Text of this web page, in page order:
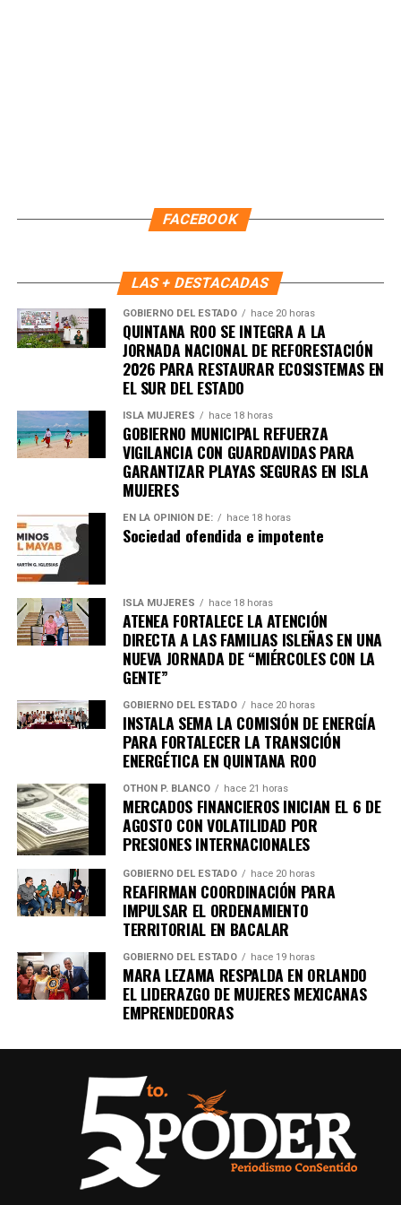
en tu teléfono.FACEBOOK
LAS + DESTACADAS
GOBIERNO DEL ESTADO hace 20 horas
QUINTANA ROO SE INTEGRA A LA
JORNADA NACIONAL DE REFORESTACIÓN
2026 PARA RESTAURAR ECOSISTEMAS EN
EL SUR DEL ESTADO
ISLA MUJERES hace 18 horas
GOBIERNO MUNICIPAL REFUERZA
VIGILANCIA CON GUARDAVIDAS PARA
GARANTIZAR PLAYAS SEGURAS EN ISLA
MUJERES
EN LA OPINIÓN DE: hace 18 horas
Sociedad ofendida e impotente
ISLA MUJERES hace 18 horas
ATENEA FORTALECE LA ATENCIÓN
DIRECTA A LAS FAMILIAS ISLEÑAS EN UNA
NUEVA JORNADA DE “MIÉRCOLES CON LA
GENTE”
GOBIERNO DEL ESTADO hace 20 horas
INSTALA SEMA LA COMISIÓN DE ENERGÍA
PARA FORTALECER LA TRANSICIÓN
ENERGÉTICA EN QUINTANA ROO
OTHON P. BLANCO hace 21 horas
MERCADOS FINANCIEROS INICIAN EL 6 DE
AGOSTO CON VOLATILIDAD POR
PRESIONES INTERNACIONALES
GOBIERNO DEL ESTADO hace 20 horas
REAFIRMAN COORDINACIÓN PARA
IMPULSAR EL ORDENAMIENTO
TERRITORIAL EN BACALAR
GOBIERNO DEL ESTADO hace 19 horas
MARA LEZAMA RESPALDA EN ORLANDO
EL LIDERAZGO DE MUJERES MEXICANAS
EMPRENDEDORAS